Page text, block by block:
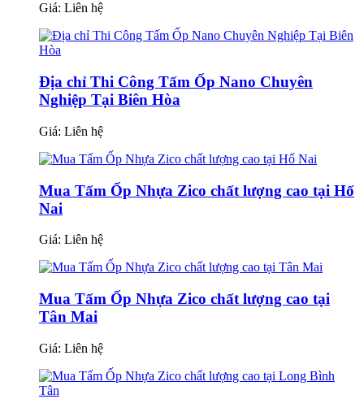
Giá: Liên hệ
Địa chỉ Thi Công Tấm Ốp Nano Chuyên
Nghiệp Tại Biên Hòa
Giá: Liên hệ
Mua Tấm Ốp Nhựa Zico chất lượng cao tại Hố
Nai
Giá: Liên hệ
Mua Tấm Ốp Nhựa Zico chất lượng cao tại
Tân Mai
Giá: Liên hệ